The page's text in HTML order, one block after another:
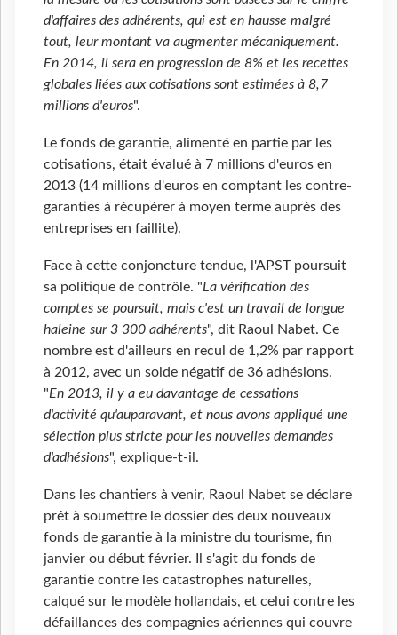
d'affaires des adhérents, qui est en hausse malgré
tout, leur montant va augmenter mécaniquement.
En 2014, il sera en progression de 8% et les recettes
globales liées aux cotisations sont estimées à 8,7
millions d'euros".
Le fonds de garantie, alimenté en partie par les
cotisations, était évalué à 7 millions d'euros en
2013 (14 millions d'euros en comptant les contre-
garanties à récupérer à moyen terme auprès des
entreprises en faillite).
Face à cette conjoncture tendue, l'APST poursuit
sa politique de contrôle. "La vérification des
comptes se poursuit, mais c'est un travail de longue
haleine sur 3 300 adhérents", dit Raoul Nabet. Ce
nombre est d'ailleurs en recul de 1,2% par rapport
à 2012, avec un solde négatif de 36 adhésions.
"En 2013, il y a eu davantage de cessations
d'activité qu'auparavant, et nous avons appliqué une
sélection plus stricte pour les nouvelles demandes
d'adhésions", explique-t-il.
Dans les chantiers à venir, Raoul Nabet se déclare
prêt à soumettre le dossier des deux nouveaux
fonds de garantie à la ministre du tourisme, fin
janvier ou début février. Il s'agit du fonds de
garantie contre les catastrophes naturelles,
calqué sur le modèle hollandais, et celui contre les
défaillances des compagnies aériennes qui couvre